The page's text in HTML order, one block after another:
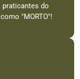
do
"MORTO"!